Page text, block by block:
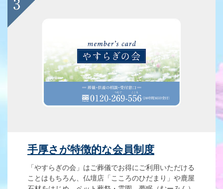
手厚さが特徴的な会員制度
「やすらぎの会」はご葬儀でお得にご利用いただける
ことはもちろん、仏壇店「こころのひだまり」や鹿屋